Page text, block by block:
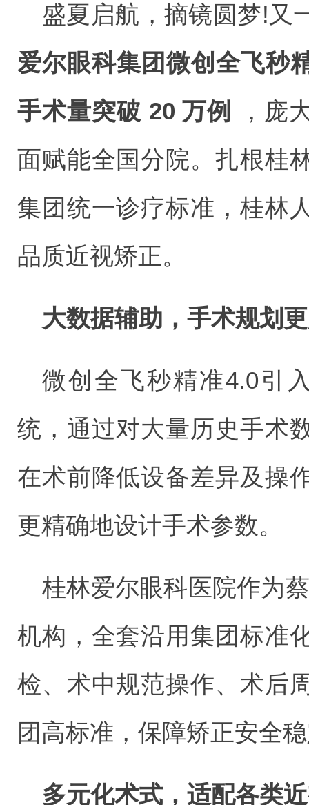
盛夏启航，摘镜圆梦!又
爱尔眼科集团微创全飞秒
手术量突破 20 万例
，庞
面赋能全国分院。扎根桂
集团统一诊疗标准，桂林
品质近视矫正。
大数据辅助，手术规划
微创全飞秒精准4.0引
统，通过对大量历史手术
在术前降低设备差异及操
更精确地设计手术参数。
桂林爱尔眼科医院作为
机构，全套沿用集团标准
检、术中规范操作、术后
团高标准，保障矫正安全
多元化术式，适配各类